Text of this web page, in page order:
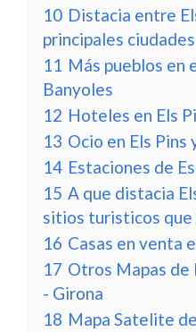
10 Distacia entre
principales
11 Más pueblos en
Banyoles
12 Hoteles en Els
13 Ocio en Els Pins
14 Estaciones de
15 A que distacia
sitios turisticos
16 Casas en venta
17 Otros Mapas de
- Girona
18 Mapa Satelite